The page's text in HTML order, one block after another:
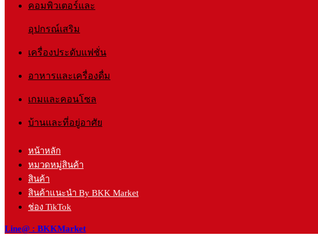
คอมพิวเตอร์และ
อุปกรณ์เสริม
เครื่องประดับแฟชั่น
อาหารและเครื่องดื่ม
เกมและคอนโซล
บ้านและที่อยู่อาศัย
หน้าหลัก
หมวดหมู่สินค้า
สินค้า
สินค้าแนะนำ By BKK Market
ช่อง TikTok
Line@ : BKKMarket